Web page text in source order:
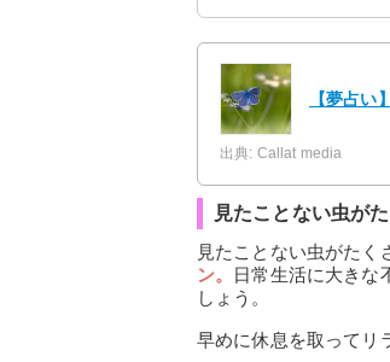
【夢占
出典: Callat media
見たことない虫が
見たことない虫がたく
ン。 日常生活に大きな
しょう。
早めに休息を取ってリ